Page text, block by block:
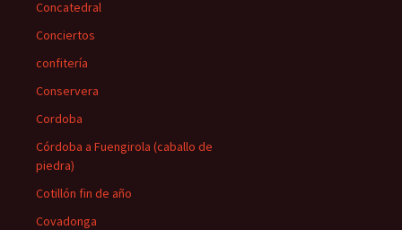
Concatedral
Conciertos
confitería
Conservera
Cordoba
Córdoba a Fuengirola (caballo de
piedra)
Cotillón fin de año
Covadonga